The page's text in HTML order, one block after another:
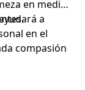
en medio
a
en el
compasión